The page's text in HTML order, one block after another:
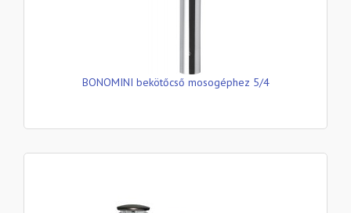
BONOMINI bekötőcső mosogéphez 5/4